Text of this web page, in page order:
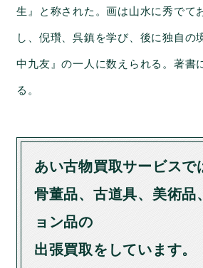
生』と称された。画は山水に秀でて
し、倪瓚、呉鎮を学び、後に独自の
中九友』の一人に数えられる。著書
る。
あい古物買取サービスで
骨董品、古道具、美術品
ョン品の
出張買取をしています。